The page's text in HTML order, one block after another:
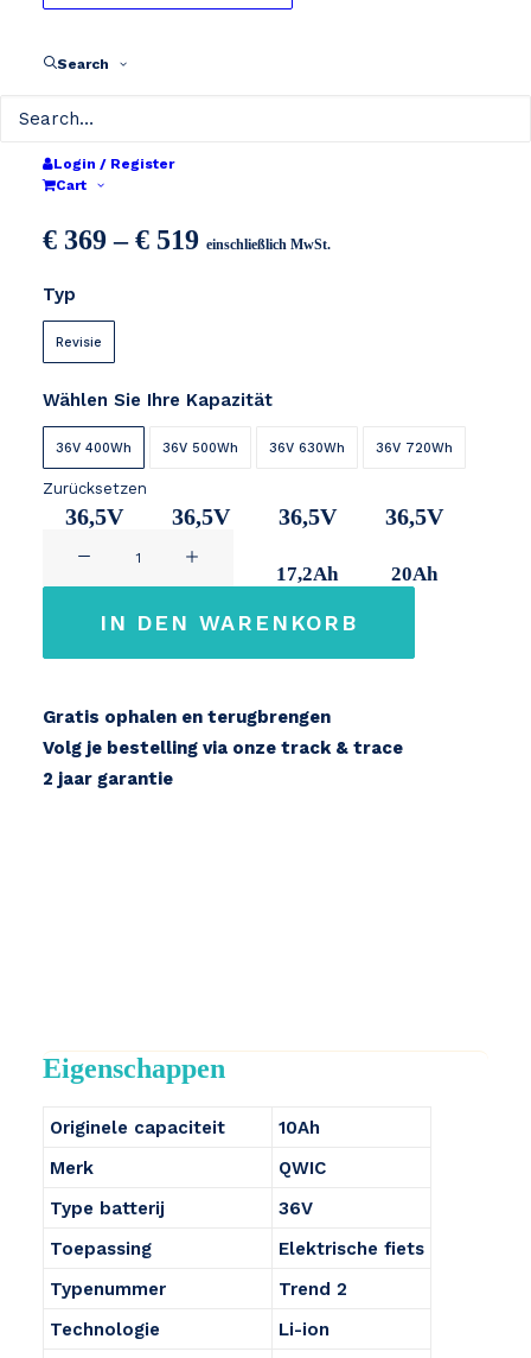
Search
Login / Register
Cart
QWIC TREND 2 36V
€ 369 –€ 519Preisspanne:
einschließlich MwSt.
Typ
Revisie
Wählen Sie Ihre Kapazität
36V 400Wh
36,5V
36V 500Wh
36,5V
36V 630Wh
36,5V
17,2Ah
36V 720Wh
36,5V
20Ah
Zurücksetzen
IN DEN WARENKORB
Gratis ophalen en terugbrengen
Volg je bestelling via onze track & trace
2 jaar garantie
Eigenschappen
Originele capaciteit
10Ah
Merk
QWIC
Type batterij
36V
Toepassing
Elektrische fiets
Typenummer
Trend 2
Technologie
Li-ion